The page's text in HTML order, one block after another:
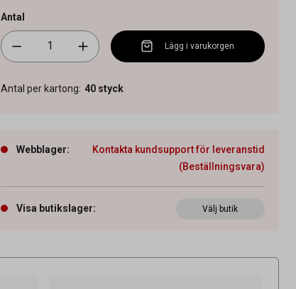
Antal
Lägg i varukorgen
Antal per kartong: 40 styck
Webblager:
Kontakta kundsupport för leveranstid
(Beställningsvara)
Visa butikslager: Välj butik